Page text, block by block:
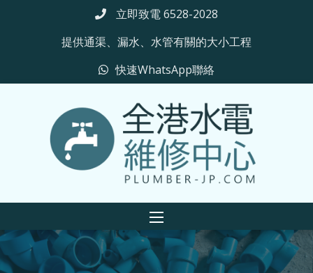
立即致電 6528-2028
提供通渠、漏水、水管有關的大小工程
快速WhatsApp聯絡